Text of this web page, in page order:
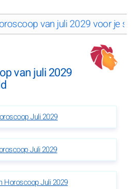
van juli 2029 voor je
van juli 2029
Juli 2029
Juli 2029
Horoscoop Juli 2029